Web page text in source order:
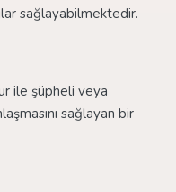
sağlayabilmektedir.
ile şüpheli veya
sağlayan bir